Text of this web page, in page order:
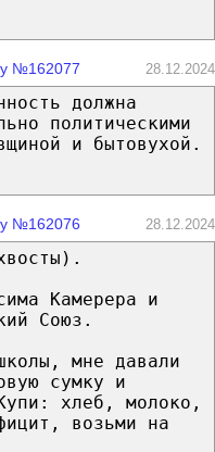
№162077 28.12.2024
должна
политическими
и бытовухой.
№162076 28.12.2024
Камерера и
Союз.
мне давали
сумку и
хлеб, молоко,
возьми на